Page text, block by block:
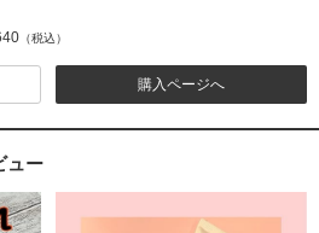
（税込）
購入ページへ
ュー